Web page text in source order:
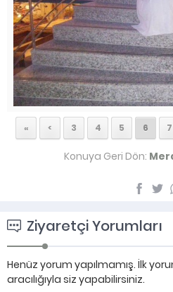
« < 3 4 5 6 7
Konuya Geri Dön:
Ziyaretçi Yorumları
Henüz yorum yapılmamış. İlk
aracılığıyla siz yapabilirsiniz.